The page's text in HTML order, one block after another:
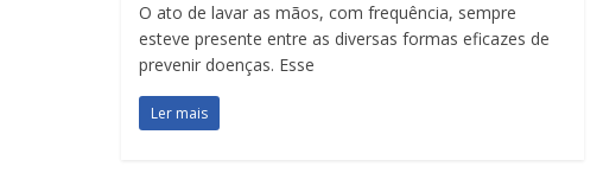
O ato de lavar as mãos, com frequência, sempre
esteve presente entre as diversas formas eficazes de
prevenir doenças. Esse
Ler mais